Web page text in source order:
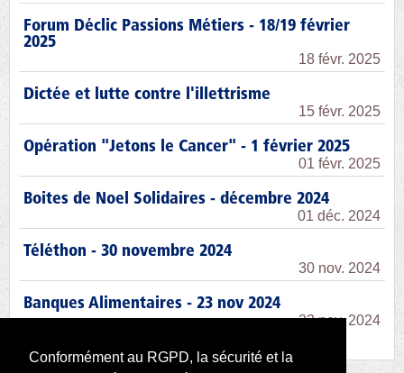
Conformément au RGPD, la sécurité et la
Forum Déclic Passions Métiers - 18/19 février
2025
18 févr. 2025
Dictée et lutte contre l'illettrisme
15 févr. 2025
Opération "Jetons le Cancer" - 1 février 2025
01 févr. 2025
Boites de Noel Solidaires - décembre 2024
01 déc. 2024
Téléthon - 30 novembre 2024
30 nov. 2024
Banques Alimentaires - 23 nov 2024
23 nov. 2024